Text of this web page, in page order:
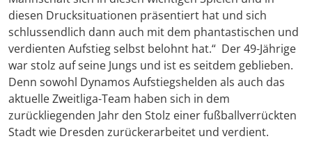
diesen Drucksituationen präsentiert hat und sich
schlussendlich dann auch mit dem phantastischen und
verdienten Aufstieg selbst belohnt hat.“ Der 49-Jährige
war stolz auf seine Jungs und ist es seitdem geblieben.
Denn sowohl Dynamos Aufstiegshelden als auch das
aktuelle Zweitliga-Team haben sich in dem
zurückliegenden Jahr den Stolz einer fußballverrückten
Stadt wie Dresden zurückerarbeitet und verdient.